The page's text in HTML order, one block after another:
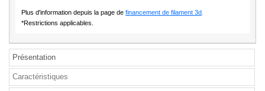
Plus d'information depuis la page de financement de filament 3d
*Restrictions applicables.
Présentation
Caractéristiques